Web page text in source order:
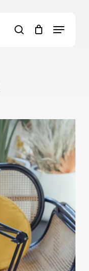
search
Menu